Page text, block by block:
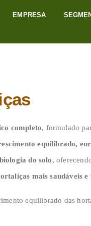
EMPRESA
completo, formulado
equilibrado,
do solo,
mais saudáveis e
equilibrado das